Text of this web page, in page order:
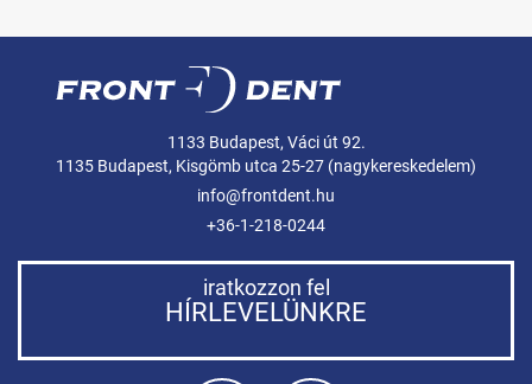
1133 Budapest, Váci út 92.
1135 Budapest, Kisgömb utca 25-27 (nagykereskedelem)
info@frontdent.hu
+36-1-218-0244
iratkozzon fel
HÍRLEVELÜNKRE